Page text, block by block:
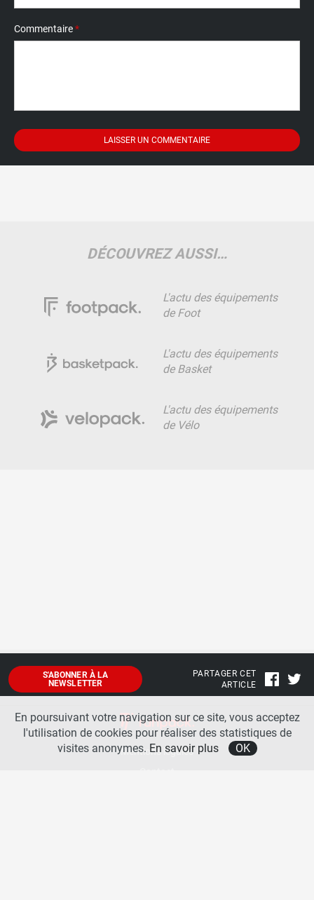
Commentaire*
DÉCOUVREZ AUSSI…
L'actu des équipements
de Foot
L'actu des équipements
de Basket
L'actu des équipements
de Vélo
S'ABONNER À LA
NEWSLETTER
PARTAGER CET
ARTICLE
Mentions légales
En poursuivant votre navigation sur ce site, vous acceptez
l'utilisation de cookies pour réaliser des statistiques de
visites anonymes. En savoir plus OK